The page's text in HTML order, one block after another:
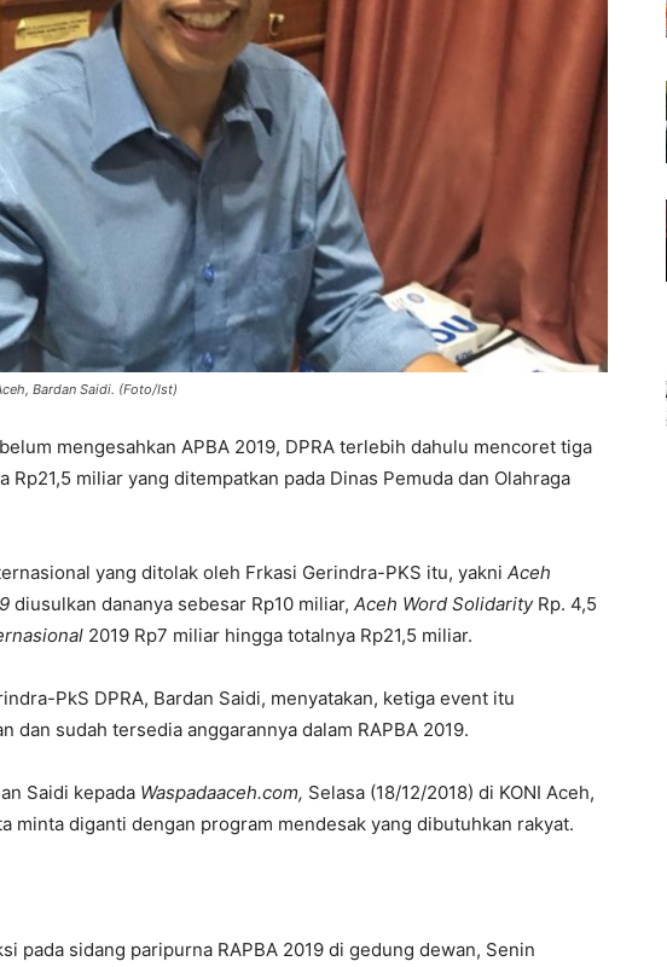
Bardan Saidi. (Foto/Ist)
mengesahkan APBA 2019, DPRA terlebih dahulu mencoret tiga
miliar yang ditempatkan pada Dinas Pemuda dan Olahraga
yang ditolak oleh Frkasi Gerindra-PKS itu, yakni Aceh
diusulkan dananya sebesar Rp10 miliar, Aceh Word SolidarityRp. 4,5
2019 Rp7 miliar hingga totalnya Rp21,5 miliar.
PkS DPRA, Bardan Saidi, menyatakan, ketiga event itu
dan sudah tersedia anggarannya dalam RAPBA 2019.
Saidi kepada Waspadaaceh.com, Selasa (18/12/2018) di KONI Aceh,
minta diganti dengan program mendesak yang dibutuhkan rakyat.
pada sidang paripurna RAPBA 2019 di gedung dewan, Senin